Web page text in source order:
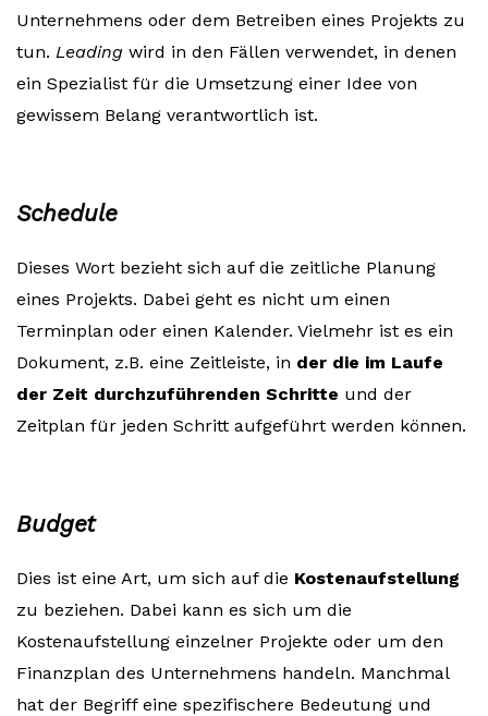
Unternehmens oder dem Betreiben eines Projekts zu
tun. Leading wird in den Fällen verwendet, in denen
ein Spezialist für die Umsetzung einer Idee von
gewissem Belang verantwortlich ist.
Schedule
Dieses Wort bezieht sich auf die zeitliche Planung
eines Projekts. Dabei geht es nicht um einen
Terminplan oder einen Kalender. Vielmehr ist es ein
Dokument, z.B. eine Zeitleiste, in der die im Laufe
der Zeit durchzuführenden Schritte und der
Zeitplan für jeden Schritt aufgeführt werden können.
Budget
Dies ist eine Art, um sich auf die Kostenaufstellung
zu beziehen. Dabei kann es sich um die
Kostenaufstellung einzelner Projekte oder um den
Finanzplan des Unternehmens handeln. Manchmal
hat der Begriff eine spezifischere Bedeutung und